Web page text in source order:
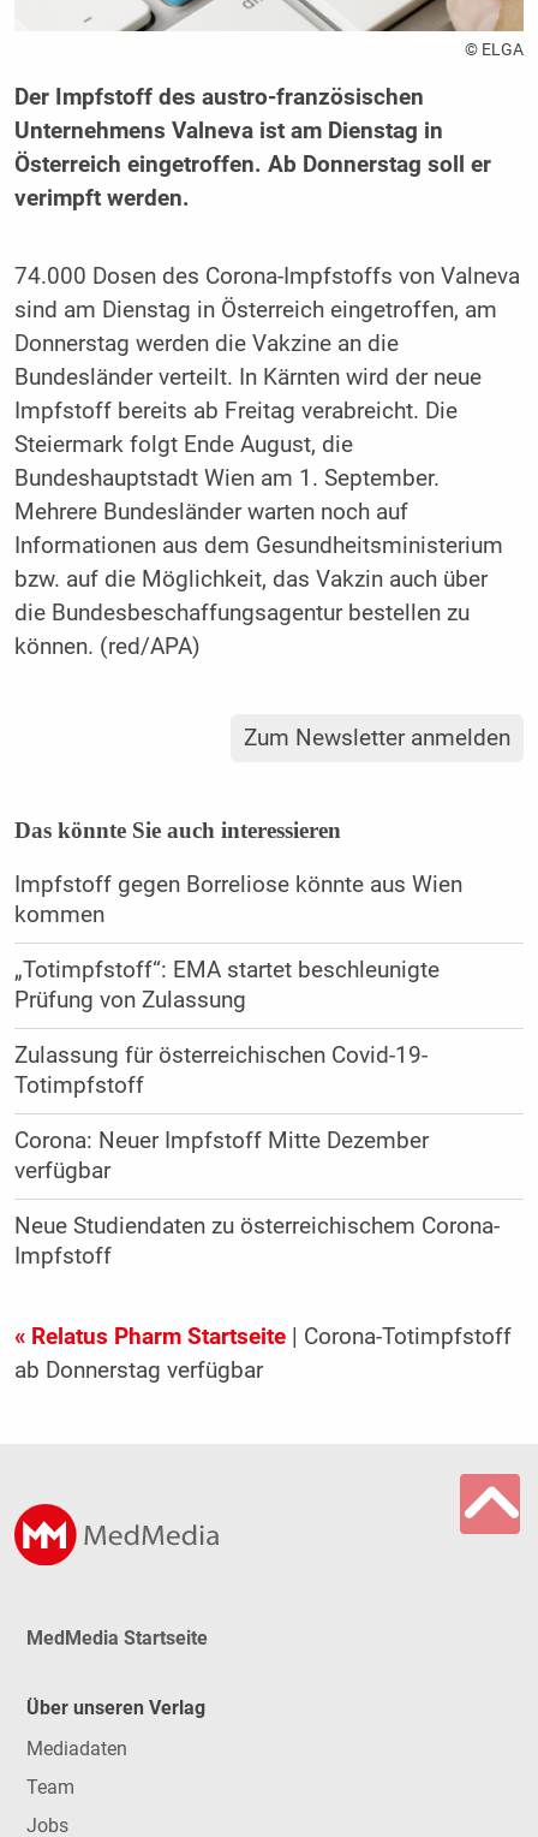
© ELGA
Der Impfstoff des austro-französischen
Unternehmens Valneva ist am Dienstag in
Österreich eingetroffen. Ab Donnerstag soll er
verimpft werden.
74.000 Dosen des Corona-Impfstoffs von Valneva
sind am Dienstag in Österreich eingetroffen, am
Donnerstag werden die Vakzine an die
Bundesländer verteilt. In Kärnten wird der neue
Impfstoff bereits ab Freitag verabreicht. Die
Steiermark folgt Ende August, die
Bundeshauptstadt Wien am 1. September.
Mehrere Bundesländer warten noch auf
Informationen aus dem Gesundheitsministerium
bzw. auf die Möglichkeit, das Vakzin auch über
die Bundesbeschaffungsagentur bestellen zu
können. (red/APA)
Zum Newsletter anmelden
Das könnte Sie auch interessieren
Impfstoff gegen Borreliose könnte aus Wien
kommen
„Totimpfstoff“: EMA startet beschleunigte
Prüfung von Zulassung
Zulassung für österreichischen Covid-19-
Totimpfstoff
Corona: Neuer Impfstoff Mitte Dezember
verfügbar
Neue Studiendaten zu österreichischem Corona-
Impfstoff
« Relatus Pharm Startseite| Corona-Totimpfstoff
ab Donnerstag verfügbar
MedMedia Startseite
Über unseren Verlag
Mediadaten
Team
Jobs